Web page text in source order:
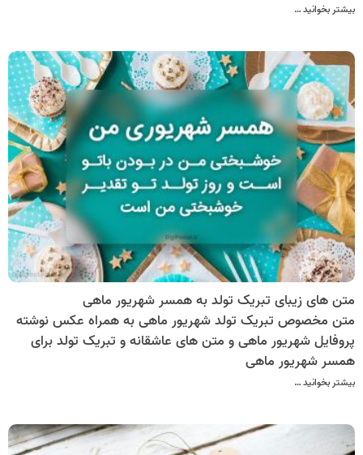
بیشتر بخوانید …
متن های زیبای تبریک تولد به همسر شهریور ماهی
متن مخصوص تبریک تولد شهریور ماهی به همراه عکس نوشته
پروفایل شهریور ماهی و متن های عاشقانه و تبریک تولد برای
همسر شهریور ماهی
بیشتر بخوانید …